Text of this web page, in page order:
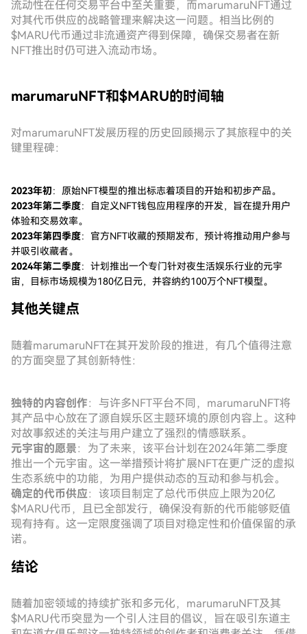
流动性在任何交易平台中至关重要，而marumaruNFT通过
对其代币供应的战略管理来解决这一问题。相当比例的
$MARU代币通过非流通资产得到保障，确保交易者在新
NFT推出时仍可进入流动市场。
marumaruNFT和$MARU的时间轴
对marumaruNFT发展历程的历史回顾揭示了其旅程中的关
键里程碑：
2023年初：原始NFT模型的推出标志着项目的开始和初步产品。
2023年第二季度：自定义NFT钱包应用程序的开发，旨在提升用户
体验和交易效率。
2023年第四季度：官方NFT收藏的预期发布，预计将推动用户参与
并吸引收藏者。
2024年第二季度：计划推出一个专门针对夜生活娱乐行业的元宇
宙，目标市场规模为180亿日元，并容纳约100万个NFT模型。
其他关键点
随着marumaruNFT在其开发阶段的推进，有几个值得注意
的方面突显了其创新特性：
独特的内容创作：与许多NFT平台不同，marumaruNFT将
其产品中心放在了源自娱乐区主题环境的原创内容上。这种
对故事叙述的关注与用户建立了强烈的情感联系。
元宇宙的愿景：为了未来，该平台计划在2024年第二季度
推出一个元宇宙。这一举措预计将扩展NFT在更广泛的虚拟
生态系统中的功能，为用户提供动态的互动和参与机会。
确定的代币供应：该项目制定了总代币供应上限为20亿
$MARU代币，且已全部发行，确保没有新的代币能够贬值
现有持有。这一定限度强调了项目对稳定性和价值保留的承
诺。
结论
随着加密领域的持续扩张和多元化，marumaruNFT及其
$MARU代币突显为一个引人注目的倡议，旨在吸引东道主